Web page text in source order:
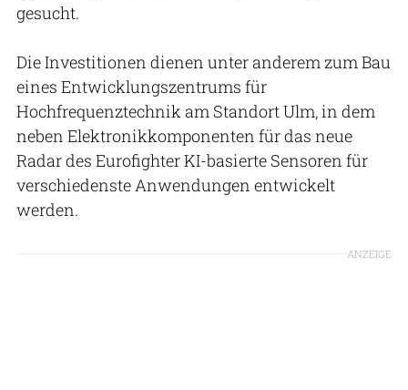
gesucht.
Die Investitionen dienen unter anderem zum Bau
eines Entwicklungszentrums für
Hochfrequenztechnik am Standort Ulm, in dem
neben Elektronikkomponenten für das neue
Radar des Eurofighter KI-basierte Sensoren für
verschiedenste Anwendungen entwickelt
werden.
ANZEIGE